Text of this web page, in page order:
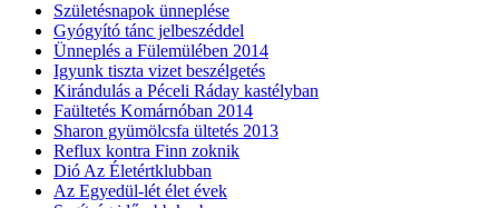
Születésnapok ünneplése
Gyógyító tánc jelbeszéddel
Ünneplés a Fülemülében 2014
Igyunk tiszta vizet beszélgetés
Kirándulás a Péceli Ráday kastélyban
Faültetés Komárnóban 2014
Sharon gyümölcsfa ültetés 2013
Reflux kontra Finn zoknik
Dió Az Életértklubban
Az Egyedül-lét élet évek